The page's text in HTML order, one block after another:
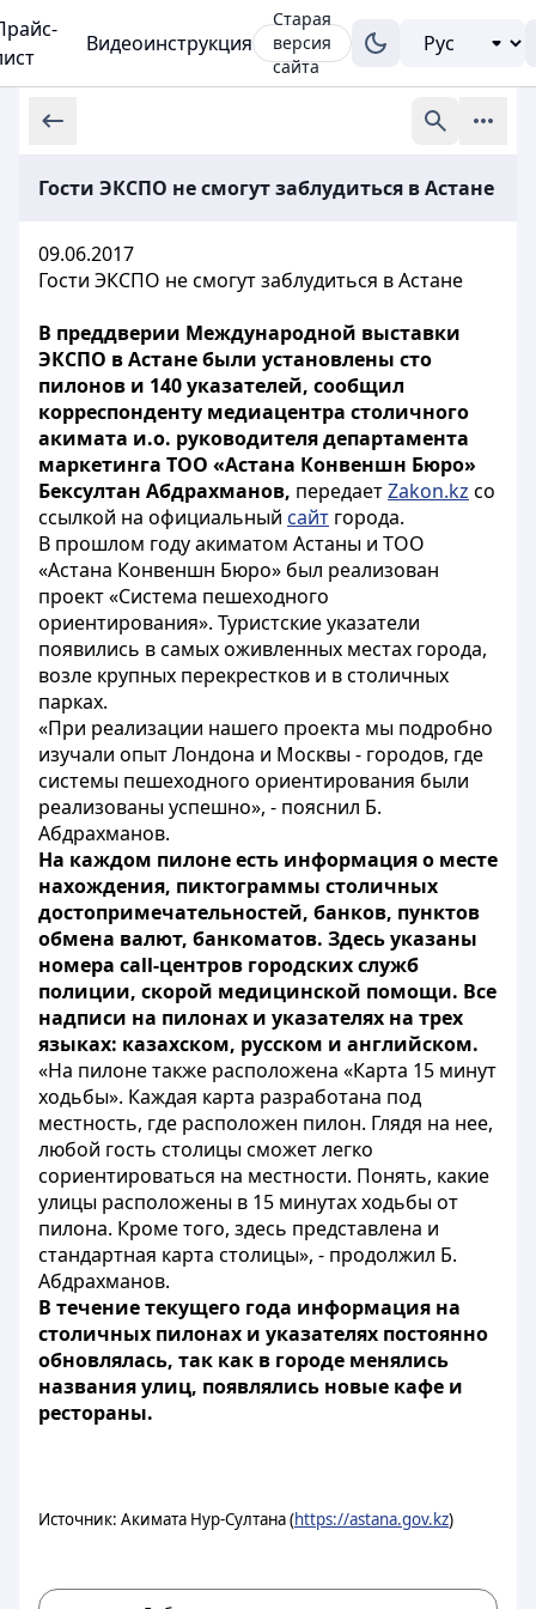
Видеоинструкция
Старая
версия
сайта
Гости ЭКСПО не смогут заблудиться в Астане
09.06.2017
Гости ЭКСПО не смогут заблудиться в Астане
В преддверии Международной выставки
ЭКСПО в Астане были установлены сто
пилонов и 140 указателей, сообщил
корреспонденту медиацентра столичного
акимата и.о. руководителя департамента
маркетинга ТОО «Астана Конвеншн Бюро»
Бексултан Абдрахманов, передаетZakon.kz со
ссылкой на официальный сайт города.
В прошлом году акиматом Астаны и ТОО
«Астана Конвеншн Бюро» был реализован
проект «Система пешеходного
ориентирования». Туристские указатели
появились в самых оживленных местах города,
возле крупных перекрестков и в столичных
парках.
«При реализации нашего проекта мы подробно
изучали опыт Лондона и Москвы - городов, где
системы пешеходного ориентирования были
реализованы успешно», - пояснил Б.
Абдрахманов.
На каждом пилоне есть информация о месте
нахождения, пиктограммы столичных
достопримечательностей, банков, пунктов
обмена валют, банкоматов. Здесь указаны
номера call-центров городских служб
полиции, скорой медицинской помощи. Все
надписи на пилонах и указателях на трех
языках: казахском, русском и английском.
«На пилоне также расположена «Карта 15 минут
ходьбы». Каждая карта разработана под
местность, где расположен пилон. Глядя на нее,
любой гость столицы сможет легко
сориентироваться на местности. Понять, какие
улицы расположены в 15 минутах ходьбы от
пилона. Кроме того, здесь представлена и
стандартная карта столицы», - продолжил Б.
Абдрахманов.
В течение текущего года информация на
столичных пилонах и указателях постоянно
обновлялась, так как в городе менялись
названия улиц, появлялись новые кафе и
рестораны.
Источник: Акимата Нур-Султана (https://astana.gov.kz)